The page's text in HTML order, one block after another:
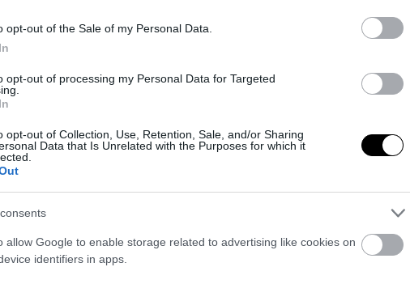
opt-out of the Sale of my Personal Data.
opt-out of processing my Personal Data for Targeted
opt-out of Collection, Use, Retention, Sale, and/or Sharing
Data that Is Unrelated with the Purposes for which it
allow Google to enable storage related to advertising like cookies on
identifiers in apps.
και μάλιστα ιδιαιτέρως
παράσταση ξεκινώντας από
και αν κέρδισε τον τίτλο του
Γεγονός που αποτελεί
pic.twitter.com/Vqhvh15G4B
9, 2025